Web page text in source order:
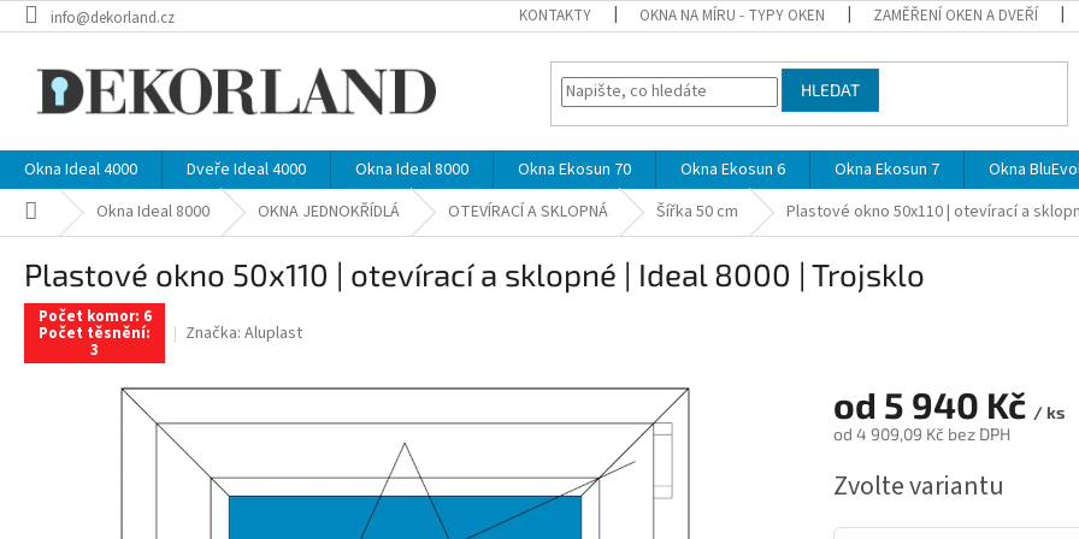
Přejít
na
info@dekorland.cz KONTAKTY OKNA NA MÍRU - TYPY OKEN ZAMĚŘENÍ OKEN A DVEŘÍ
HLEDAT
Okna Ideal 4000 Dveře Ideal 4000 Okna Ideal 8000 Okna Ekosun 70 Okna Ekosun 6 Okna Ekosun 7 Okna
Domů Okna Ideal 8000 OKNA JEDNOKŘÍDLÁ OTEVÍRACÍ A SKLOPNÁ Šířka 50 cm Plastové okno 50x110 | otevírací a
Plastové okno 50x110 | otevírací a sklopné | Ideal 8000 | Trojsklo
Počet komor: 6
Počet těsnění:
3
Značka: Aluplast
od 5 940 Kč / ks
od 4 909,09 Kč bez DPH
cena:
Zvolte variantu